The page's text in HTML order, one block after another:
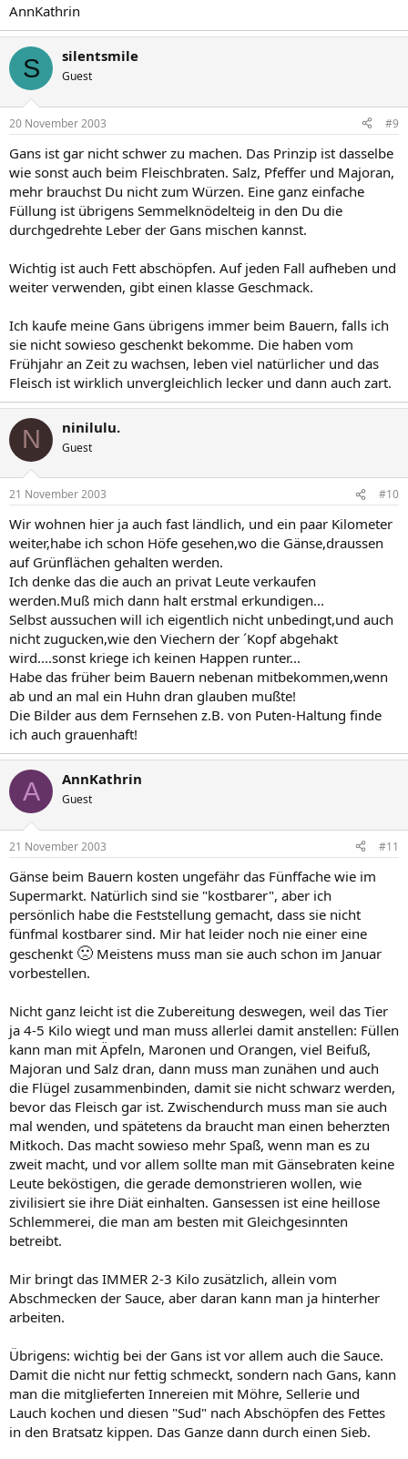
AnnKathrin
S silentsmile
Guest
20 November 2003 #9
Gans ist gar nicht schwer zu machen. Das Prinzip ist dasselbe
wie sonst auch beim Fleischbraten. Salz, Pfeffer und Majoran,
mehr brauchst Du nicht zum Würzen. Eine ganz einfache
Füllung ist übrigens Semmelknödelteig in den Du die
durchgedrehte Leber der Gans mischen kannst.
Wichtig ist auch Fett abschöpfen. Auf jeden Fall aufheben und
weiter verwenden, gibt einen klasse Geschmack.
Ich kaufe meine Gans übrigens immer beim Bauern, falls ich
sie nicht sowieso geschenkt bekomme. Die haben vom
Frühjahr an Zeit zu wachsen, leben viel natürlicher und das
Fleisch ist wirklich unvergleichlich lecker und dann auch zart.
N ninilulu.
Guest
21 November 2003 #10
Wir wohnen hier ja auch fast ländlich, und ein paar Kilometer
weiter,habe ich schon Höfe gesehen,wo die Gänse,draussen
auf Grünflächen gehalten werden.
Ich denke das die auch an privat Leute verkaufen
werden.Muß mich dann halt erstmal erkundigen...
Selbst aussuchen will ich eigentlich nicht unbedingt,und auch
nicht zugucken,wie den Viechern der ´Kopf abgehakt
wird....sonst kriege ich keinen Happen runter...
Habe das früher beim Bauern nebenan mitbekommen,wenn
ab und an mal ein Huhn dran glauben mußte!
Die Bilder aus dem Fernsehen z.B. von Puten-Haltung finde
ich auch grauenhaft!
A AnnKathrin
Guest
21 November 2003 #11
Gänse beim Bauern kosten ungefähr das Fünffache wie im
Supermarkt. Natürlich sind sie "kostbarer", aber ich
persönlich habe die Feststellung gemacht, dass sie nicht
fünfmal kostbarer sind. Mir hat leider noch nie einer eine
geschenkt 🙁 Meistens muss man sie auch schon im Januar
vorbestellen.
Nicht ganz leicht ist die Zubereitung deswegen, weil das Tier
ja 4-5 Kilo wiegt und man muss allerlei damit anstellen: Füllen
kann man mit Äpfeln, Maronen und Orangen, viel Beifuß,
Majoran und Salz dran, dann muss man zunähen und auch
die Flügel zusammenbinden, damit sie nicht schwarz werden,
bevor das Fleisch gar ist. Zwischendurch muss man sie auch
mal wenden, und spätetens da braucht man einen beherzten
Mitkoch. Das macht sowieso mehr Spaß, wenn man es zu
zweit macht, und vor allem sollte man mit Gänsebraten keine
Leute beköstigen, die gerade demonstrieren wollen, wie
zivilisiert sie ihre Diät einhalten. Gansessen ist eine heillose
Schlemmerei, die man am besten mit Gleichgesinnten
betreibt.
Mir bringt das IMMER 2-3 Kilo zusätzlich, allein vom
Abschmecken der Sauce, aber daran kann man ja hinterher
arbeiten.
Übrigens: wichtig bei der Gans ist vor allem auch die Sauce.
Damit die nicht nur fettig schmeckt, sondern nach Gans, kann
man die mitglieferten Innereien mit Möhre, Sellerie und
Lauch kochen und diesen "Sud" nach Abschöpfen des Fettes
in den Bratsatz kippen. Das Ganze dann durch einen Sieb.